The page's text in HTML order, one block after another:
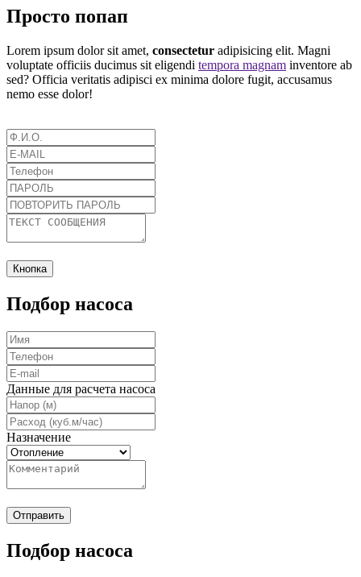
Просто попап
Lorem ipsum dolor sit amet, consectetur adipisicing elit. Magni
voluptate officiis ducimus sit eligendi tempora magnam inventore ab
sed? Officia veritatis adipisci ex minima dolore fugit, accusamus
nemo esse dolor!
Кнопка
Подбор насоса
Данные для расчета насоса
Назначение
Отправить
Подбор насоса